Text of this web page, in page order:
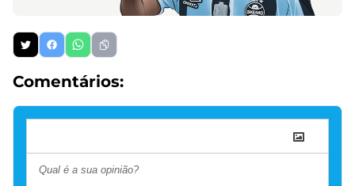
Comentários: